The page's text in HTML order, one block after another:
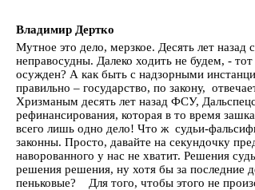
Владимир Дертко
Мутное это дело, мерзкое. Десять лет
неправосудны. Далеко ходить не будем, -
осужден? А как быть с надзорными
правильно – государство, по закону,
Хризманым десять лет назад ФСУ,
рефинансирования, которая в то время
всего лишь одно дело! Что ж судьи-
законны. Просто, давайте на секундочку
наворованного у нас не хватит. Решения
решения решения, ну хотя бы за последние
пеньковые? Для того, чтобы этого не